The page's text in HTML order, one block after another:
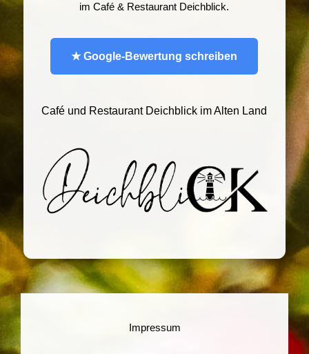
im Café & Restaurant Deichblick.
★ Google-Bewertung schreiben
Café und Restaurant Deichblick im Alten Land
Impressum